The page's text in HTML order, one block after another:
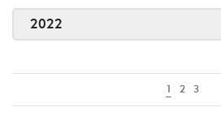
2022
1 2 3